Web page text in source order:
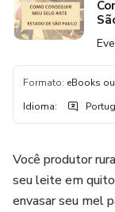
Formato: eBooks
Idioma:
Você produtor
seu leite em
envasar seu mel